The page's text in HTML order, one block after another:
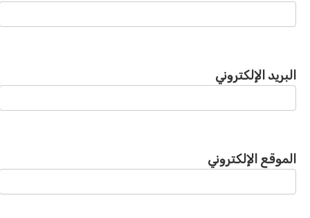
البريد الإلكتروني
الموقع الإلكتروني